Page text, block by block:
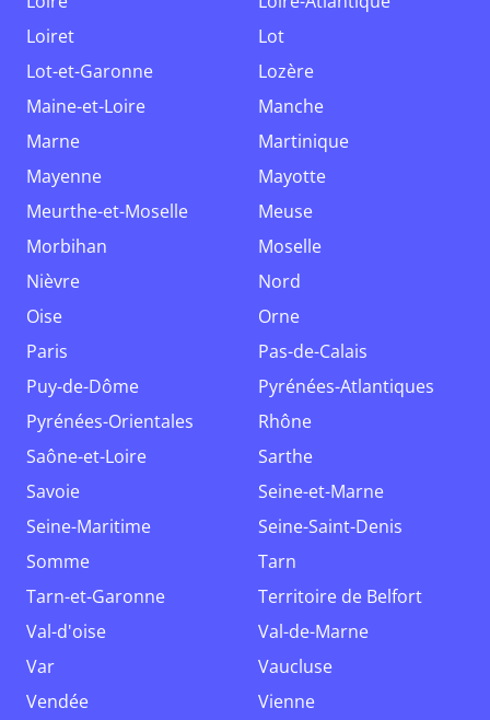
Loiret
Lot
Lot-et-Garonne
Lozère
Maine-et-Loire
Manche
Marne
Martinique
Mayenne
Mayotte
Meurthe-et-Moselle
Meuse
Morbihan
Moselle
Nièvre
Nord
Oise
Orne
Paris
Pas-de-Calais
Puy-de-Dôme
Pyrénées-Atlantiques
Pyrénées-Orientales
Rhône
Saône-et-Loire
Sarthe
Savoie
Seine-et-Marne
Seine-Maritime
Seine-Saint-Denis
Somme
Tarn
Tarn-et-Garonne
Territoire de Belfort
Val-d'oise
Val-de-Marne
Var
Vaucluse
Vendée
Vienne